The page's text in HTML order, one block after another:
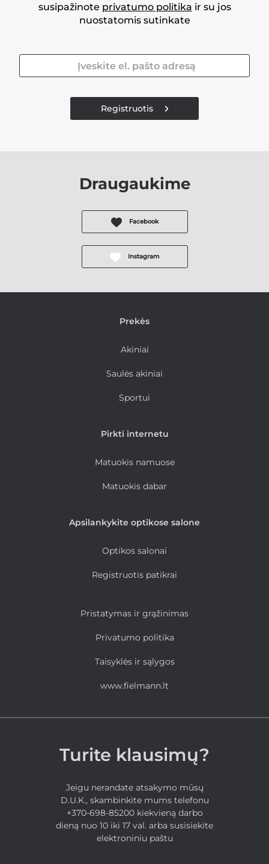
susipažinote privatumo politika ir su jos
nuostatomis sutinkate
Registruotis
Draugaukime
Facebook
Instagram
Prekės
Akiniai
Saulės akiniai
Sportui
Pirkti internetu
Matuokis namuose
Matuokis dabar
Apsilankykite optikose salone
Optikos salonai
Registruotis patikrai
Pristatymas ir grąžinimas
Privatumo politika
Taisyklės ir sąlygos
www.fielmann.lt
Turite klausimų?
Jeigu nerandate atsakymo mūsų
D.U.K., skambinkite mums telefonu
+370-698-85200 kiekvieną darbo
dieną nuo 10 iki 17 val. arba susisiekite
elektroniniu paštu